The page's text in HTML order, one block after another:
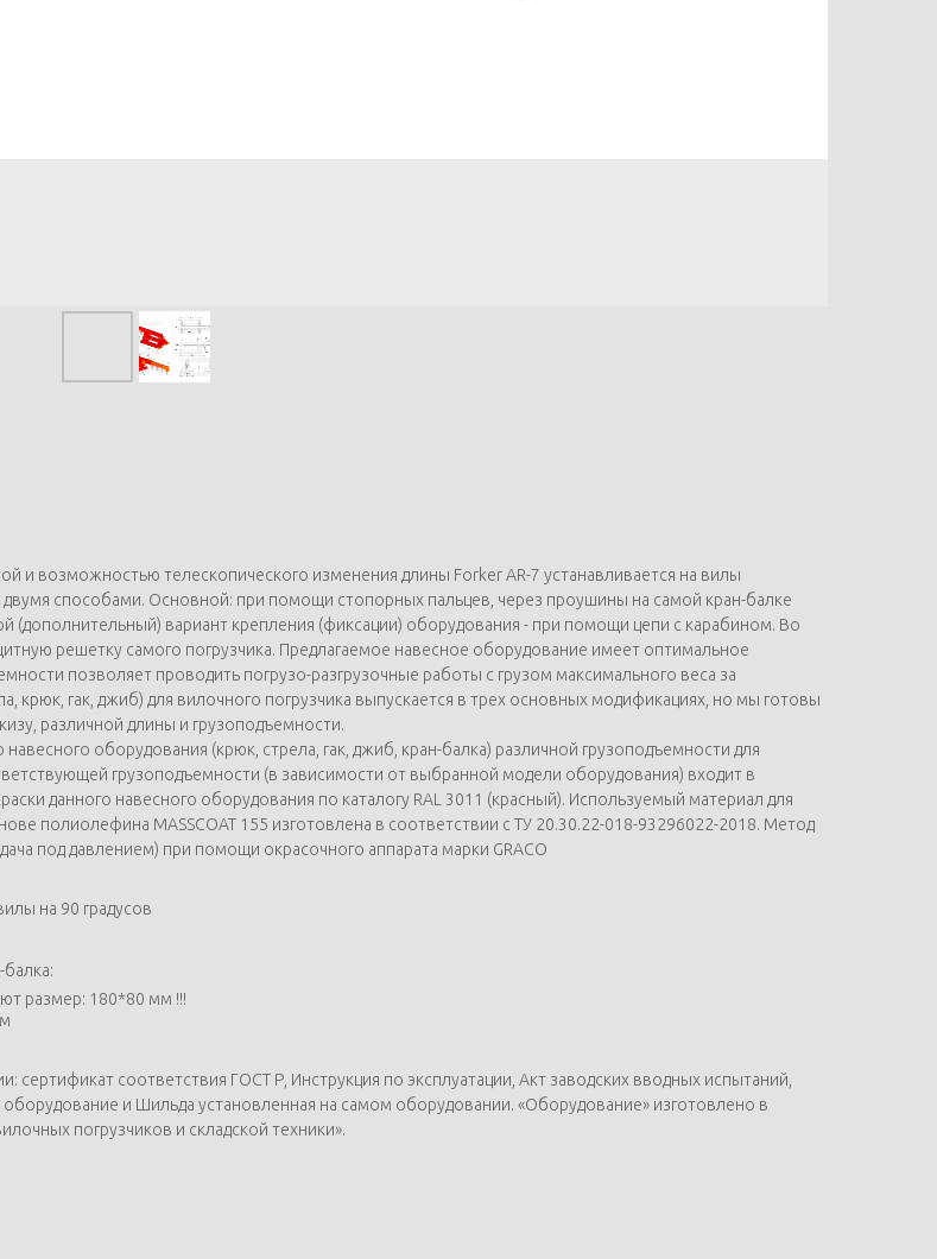
и возможностью телескопического изменения длины Forker AR-7 устанавливается на вилы
двумя способами. Основной: при помощи стопорных пальцев, через проушины на самой кран-балке
(дополнительный) вариант крепления (фиксации) оборудования - при помощи цепи с карабином. Во
решетку самого погрузчика. Предлагаемое навесное оборудование имеет оптимальное
позволяет проводить погрузо-разгрузочные работы с грузом максимального веса за
гак, джиб) для вилочного погрузчика выпускается в трех основных модификациях, но мы готовы
различной длины и грузоподъемности.
оборудования (крюк, стрела, гак, джиб, кран-балка) различной грузоподъемности для
грузоподъемности (в зависимости от выбранной модели оборудования) входит в
данного навесного оборудования по каталогу RAL 3011 (красный). Используемый материал для
полиолефина MASSCOAT 155 изготовлена в соответствии с ТУ 20.30.22-018-93296022-2018. Метод
под давлением) при помощи окрасочного аппарата марки GRACO
на 90 градусов
размер: 180*80 мм !!!
соответствия ГОСТ Р, Инструкция по эксплуатации, Акт заводских вводных испытаний,
и Шильда установленная на самом оборудовании. «Оборудование» изготовлено в
погрузчиков и складской техники».